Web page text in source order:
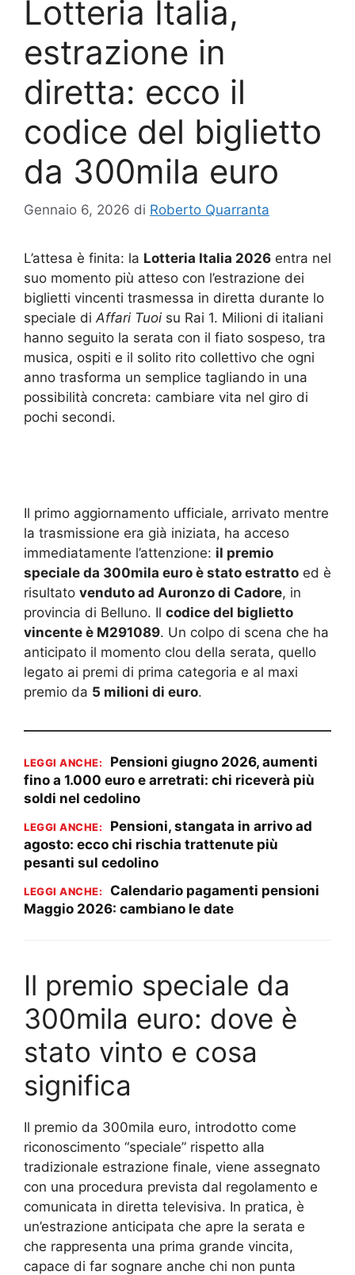
Lotteria Italia,
estrazione in
diretta: ecco il
codice del biglietto
da 300mila euro
Gennaio 6, 2026 di Roberto Quarranta
L’attesa è finita: la Lotteria Italia 2026 entra nel
suo momento più atteso con l’estrazione dei
biglietti vincenti trasmessa in diretta durante lo
speciale diAffari Tuoi su Rai 1. Milioni di italiani
hanno seguito la serata con il fiato sospeso, tra
musica, ospiti e il solito rito collettivo che ogni
anno trasforma un semplice tagliando in una
possibilità concreta: cambiare vita nel giro di
pochi secondi.
Il primo aggiornamento ufficiale, arrivato mentre
la trasmissione era già iniziata, ha acceso
immediatamente l’attenzione: il premio
speciale da 300mila euro è stato estratto ed è
risultato venduto ad Auronzo di Cadore, in
provincia di Belluno. Il codice del biglietto
vincente è M291089. Un colpo di scena che ha
anticipato il momento clou della serata, quello
legato ai premi di prima categoria e al maxi
premio da 5 milioni di euro.
LEGGI ANCHE:
Pensioni giugno 2026, aumenti
fino a 1.000 euro e arretrati: chi riceverà più
soldi nel cedolino
LEGGI ANCHE:
Pensioni, stangata in arrivo ad
agosto: ecco chi rischia trattenute più
pesanti sul cedolino
LEGGI ANCHE:
Calendario pagamenti pensioni
Maggio 2026: cambiano le date
Il premio speciale da
300mila euro: dove è
stato vinto e cosa
significa
Il premio da 300mila euro, introdotto come
riconoscimento “speciale” rispetto alla
tradizionale estrazione finale, viene assegnato
con una procedura prevista dal regolamento e
comunicata in diretta televisiva. In pratica, è
un’estrazione anticipata che apre la serata e
che rappresenta una prima grande vincita,
capace di far sognare anche chi non punta